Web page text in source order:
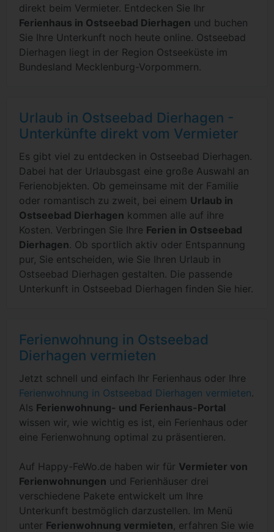
direkt beim Vermieter. Entdecken Sie Ihr
Ferienhaus in Ostseebad Dierhagen und buchen
Sie Ihre Unterkunft noch heute online. Ostseebad
Dierhagen liegt in der Region Ostseeküste im
Bundesland Mecklenburg-Vorpommern.
Urlaub in Ostseebad Dierhagen -
Unterkünfte direkt vom Vermieter
Es gibt viel zu entdecken in Ostseebad Dierhagen.
Dabei hat der Urlaubsgast eine große Auswahl an
Ferienobjekten. Ob gemeinsame mit der Familie
oder romantisch zu zweit, bei einem Urlaub in
Ostseebad Dierhagen kommen alle auf ihre
Kosten. Verbringen Sie Ihre Ferien in Ostseebad
Dierhagen. Ob sportlich aktiv oder Entspannung
pur, Sie entscheiden, wie Sie Ihren Urlaub in
Ostseebad Dierhagen gestalten. Die passende
Unterkunft in Ostseebad Dierhagen finden Sie hier.
Ferienwohnung in Ostseebad
Dierhagen vermieten
Jetzt schnell und einfach Ihr Ferienhaus oder Ihre
Ferienwohnung in Ostseebad Dierhagen vermieten.
Als Ferienwohnung- und Ferienhaus-Portal
wissen wir, wie wichtig es ist, ein Ferienhaus oder
eine Ferienwohnung optimal zu präsentieren.
Auf Happy-FeWo.de haben wir für Vermieter von
Ferienwohnungen und Ferienhäuser drei
verschiedene Pakete entwickelt um Ihre
Unterkunft bestmöglich darzustellen. Im Menü
unter Ferienwohnung vermieten , erfahren Sie wie